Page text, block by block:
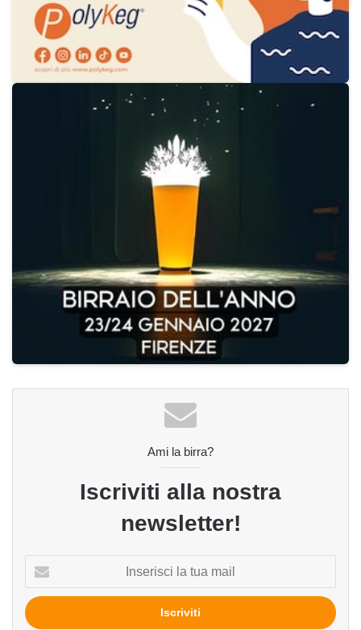
Ami la birra?
Iscriviti alla nostra
newsletter!
tua
mail